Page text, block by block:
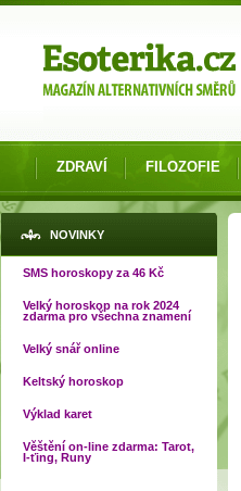
ZDRAVÍ FILOZOFIE
NOVINKY
SMS horoskopy za 46 Kč
Velký horoskop na rok 2024
zdarma pro všechna znamení
Velký snář online
Keltský horoskop
Výklad karet
Věštění on-line zdarma: Tarot,
I-ťing, Runy